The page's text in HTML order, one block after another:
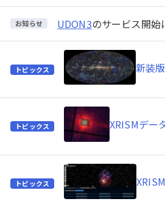
お知らせ UDON3のサービス開始
トピックス 新装
トピックス XRISMデー
トピックス